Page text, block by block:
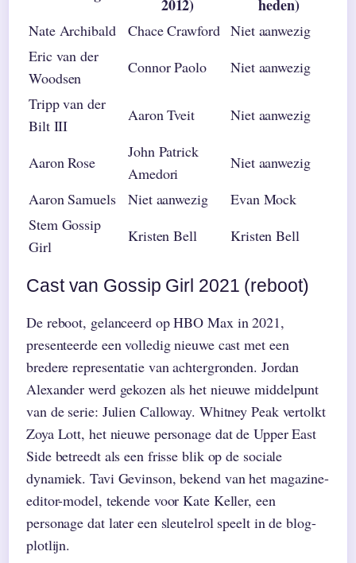
2012)
heden)
Nate Archibald Chace Crawford Niet aanwezig
Eric van der
Woodsen
Connor Paolo
Niet aanwezig
Tripp van der
Bilt III
Aaron Tveit Niet aanwezig
Aaron Rose
John Patrick
Amedori
Niet aanwezig
Aaron Samuels
Niet aanwezig
Evan Mock
Stem Gossip
Girl
Kristen Bell Kristen Bell
Cast van Gossip Girl 2021 (reboot)
De reboot, gelanceerd op HBO Max in 2021,
presenteerde een volledig nieuwe cast met een
bredere representatie van achtergronden. Jordan
Alexander werd gekozen als het nieuwe middelpunt
van de serie: Julien Calloway. Whitney Peak vertolkt
Zoya Lott, het nieuwe personage dat de Upper East
Side betreedt als een frisse blik op de sociale
dynamiek. Tavi Gevinson, bekend van het magazine-
editor-model, tekende voor Kate Keller, een
personage dat later een sleutelrol speelt in de blog-
plotlijn.